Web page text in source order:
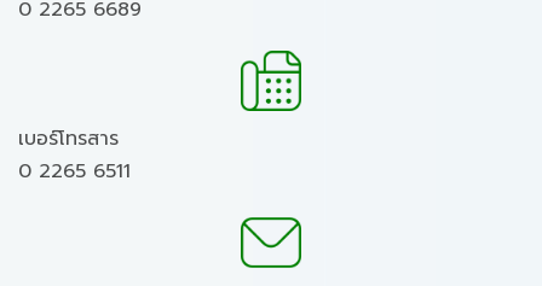
0 2265 6689
เบอร์โทรสาร
0 2265 6511